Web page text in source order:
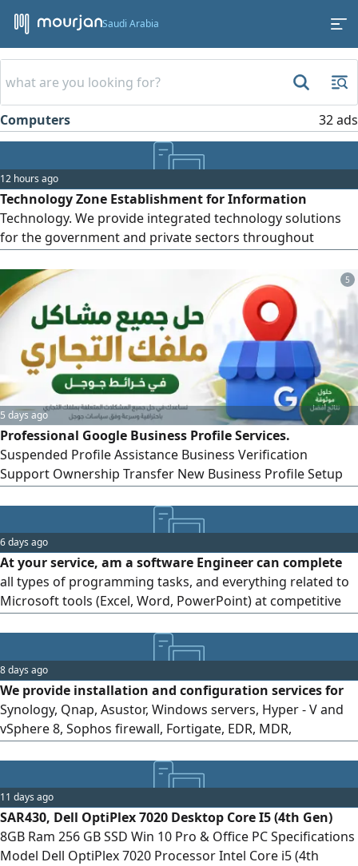
Saudi Arabia
Computers 32 ads
12 hours ago
Technology Zone Establishment for Information
Technology. We provide integrated technology solutions
for the government and private sectors throughout
Riyadh. Our services include maintenance of computers,
printers, and photocopiers maintenance of networks,
servers, and databases on - site and remote technical
support installation and maintenance of surveillance
cameras (CCTV) development of systems
5
5 days ago
Professional Google Business Profile Services.
Suspended Profile Assistance Business Verification
Support Ownership Transfer New Business Profile Setup
Profile Review & Diagnosis Access Recovery Verification &
Profile Issue Assistance Support is provided following
Google's official processes, with case follow - up and
guidance. Contact via
6 days ago
At your service, am a software Engineer can complete
all types of programming tasks, and everything related to
Microsoft tools (Excel, Word, PowerPoint) at competitive
8 days ago
We provide installation and configuration services for
Synology, Qnap, Asustor, Windows servers, Hyper - V and
vSphere 8, Sophos firewall, Fortigate, EDR, MDR,
networking and wireless networking
11 days ago
SAR430, Dell OptiPlex 7020 Desktop Core I5 (4th Gen)
8GB Ram 256 GB SSD Win 10 Pro & Office PC Specifications
Model Dell OptiPlex 7020 Processor Intel Core i5 (4th